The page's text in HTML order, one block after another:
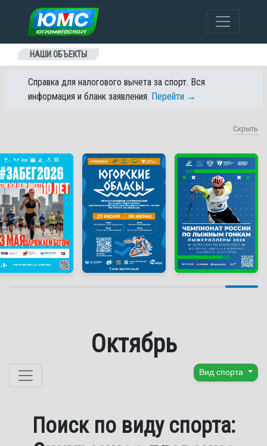
Перейти к содержанию
НАШИ ОБЪЕКТЫ
Справка для налогового вычета за спорт. Вся
информация и бланк заявления. Перейти →
Скрыть
Октябрь
Перейти к содержанию Вид спорта
Поиск по виду спорта: